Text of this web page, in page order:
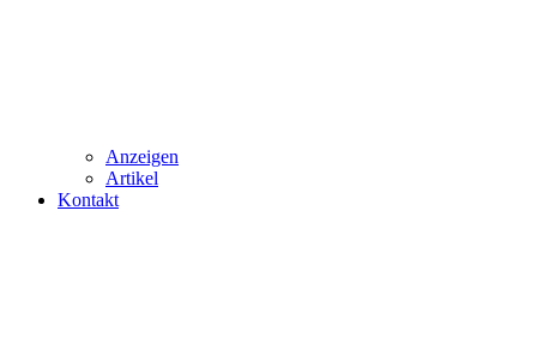
Anzeigen
Artikel
Kontakt